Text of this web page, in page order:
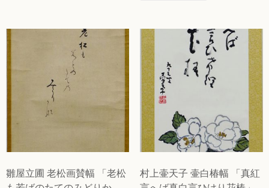
雛屋立圃 老松画賛幅 「老松
村上壷天子 壷白椿幅 「真紅